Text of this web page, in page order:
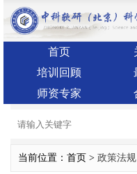
首页
培训回顾
师资专家
当前位置：首页 > 政策法规